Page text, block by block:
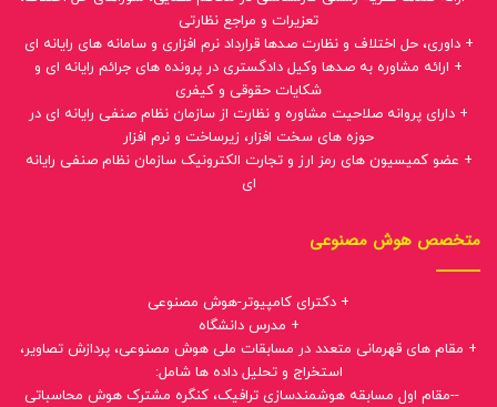
تعزیرات و مراجع نظارتی
+ داوری، حل اختلاف و نظارت صدها قرارداد نرم افزاری و سامانه های رایانه ای
+ ارائه مشاوره به صدها وکیل دادگستری در پرونده های جرائم رایانه ای و
شکایات حقوقی و کیفری
+ دارای پروانه صلاحیت مشاوره و نظارت از سازمان نظام صنفی رایانه ای در
حوزه های سخت افزار، زیرساخت و نرم افزار
+ عضو کمیسیون های رمز ارز و تجارت الکترونیک سازمان نظام صنفی رایانه
ای
متخصص هوش مصنوعی
+ دکترای کامپیوتر-هوش مصنوعی
+ مدرس دانشگاه
+ مقام های قهرمانی متعدد در مسابقات ملی هوش مصنوعی، پردازش تصاویر،
استخراج و تحلیل داده ها شامل:
--مقام اول مسابقه هوشمندسازی ترافیک، کنگره مشترک هوش محاسباتی